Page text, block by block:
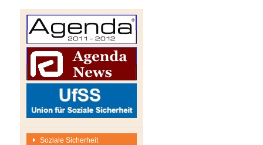
Soziale Sicherheit